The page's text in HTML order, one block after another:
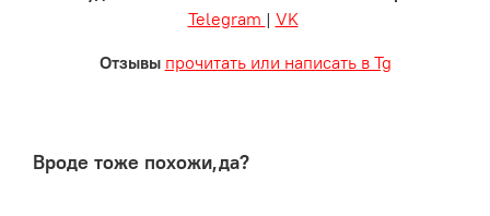
Telegram | VK
Отзывы прочитать или написать в Tg
Вроде тоже похожи,да?